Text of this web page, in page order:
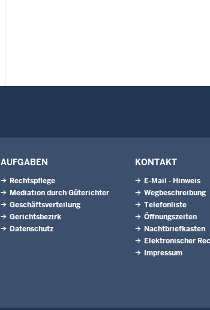
AUFGABEN
Rechtspflege
Mediation durch Güterichter
Geschäftsverteilung
Gerichtsbezirk
Datenschutz
KONTAKT
E-Mail - Hinweis
Wegbeschreibung
Telefonliste
Öffnungszeiten
Nachtbriefkasten
Elektronischer
Impressum